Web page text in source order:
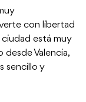
con libertad
ciudad está muy
Valencia,
sencillo y